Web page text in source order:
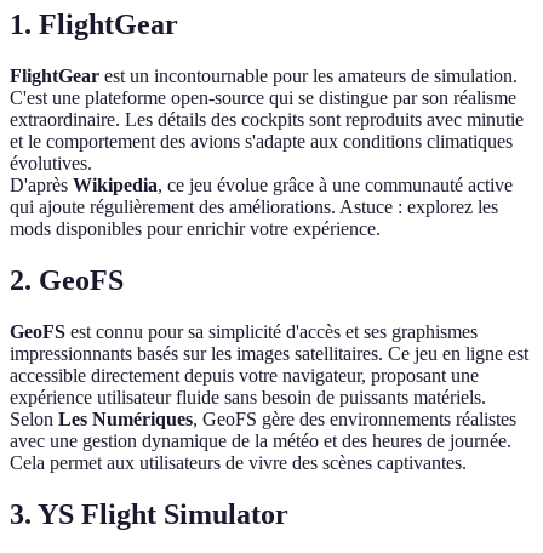
1. FlightGear
FlightGear est un incontournable pour les amateurs de simulation.
C'est une plateforme open-source qui se distingue par son réalisme
extraordinaire. Les détails des cockpits sont reproduits avec minutie
et le comportement des avions s'adapte aux conditions climatiques
évolutives.
D'après Wikipedia, ce jeu évolue grâce à une communauté active
qui ajoute régulièrement des améliorations. Astuce : explorez les
mods disponibles pour enrichir votre expérience.
2. GeoFS
GeoFS est connu pour sa simplicité d'accès et ses graphismes
impressionnants basés sur les images satellitaires. Ce jeu en ligne est
accessible directement depuis votre navigateur, proposant une
expérience utilisateur fluide sans besoin de puissants matériels.
Selon Les Numériques, GeoFS gère des environnements réalistes
avec une gestion dynamique de la météo et des heures de journée.
Cela permet aux utilisateurs de vivre des scènes captivantes.
3. YS Flight Simulator